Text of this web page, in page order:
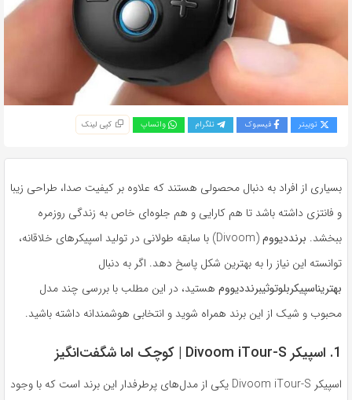
توییتر فیسبوک تلگرام واتساپ کپی لینک
بسیاری از افراد به دنبال محصولی هستند که علاوه بر کیفیت صدا، طراحی زیبا
و فانتزی داشته باشد تا هم کارایی و هم جلوه‌ای خاص به زندگی روزمره
ببخشد. برنددیووم
(Divoom) با سابقه طولانی در تولید اسپیکرهای خلاقانه،
توانسته این نیاز را به بهترین شکل پاسخ دهد. اگر به دنبال
بهتریناسپیکربلوتوثیبرنددیووم هستید، در این مطلب با بررسی چند مدل
محبوب و شیک از این برند همراه شوید و انتخابی هوشمندانه داشته باشید.
1. اسپیکر Divoom iTour-S | کوچک اما شگفت‌انگیز
اسپیکر Divoom iTour-S یکی از مدل‌های پرطرفدار این برند است که با وجود